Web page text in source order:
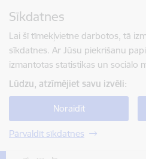
Sīkdatnes
Lai šī tīmekļvietne darbotos, tā
sīkdatnes. Ar Jūsu piekrišanu
izmantotas statistikas un sociālo
Lūdzu, atzīmējiet savu izvēli:
Noraidīt
Pārvaldīt sīkdatnes